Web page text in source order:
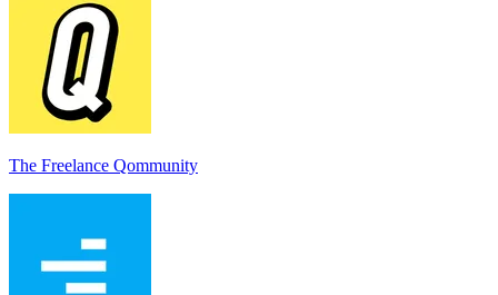
The Freelance Qommunity